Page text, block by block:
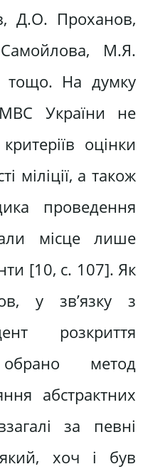
Д.О. Проханов,
М.Я.
На думку
України не
оцінки
міліції, а також
проведення
місце лише
[10, с. 107]. Як
у зв’язку з
розкриття
метод
абстрактних
за певні
який, хоч і був